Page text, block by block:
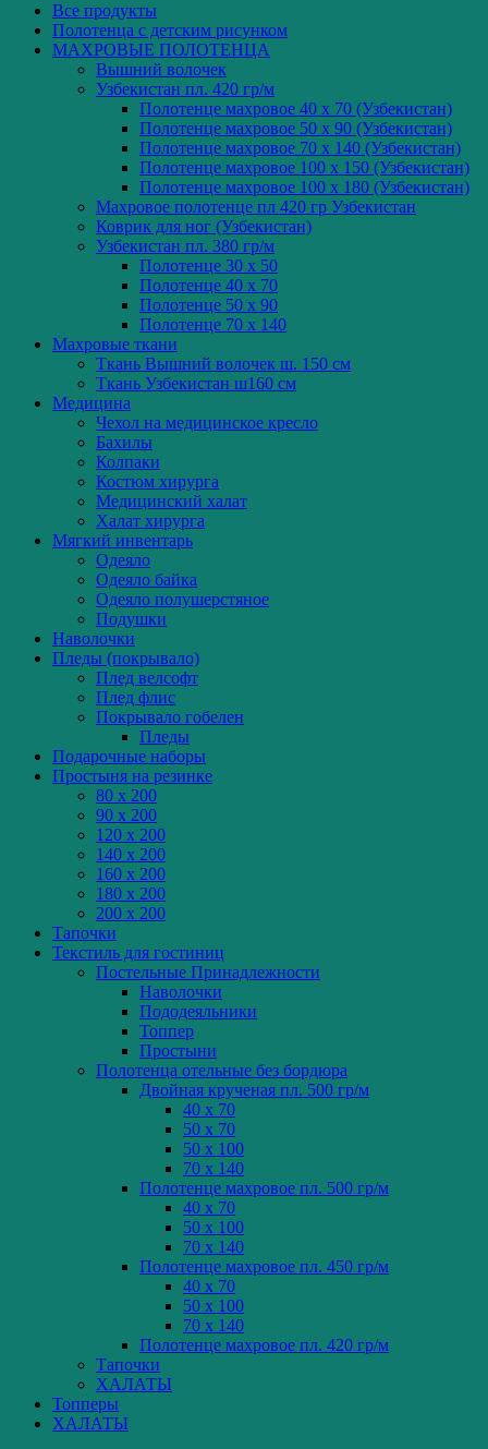
Все продукты
Полотенца с детским рисунком
МАХРОВЫЕ ПОЛОТЕНЦА
Вышний волочек
Узбекистан пл. 420 гр/м
Полотенце махровое 40 x 70 (Узбекистан)
Полотенце махровое 50 x 90 (Узбекистан)
Полотенце махровое 70 x 140 (Узбекистан)
Полотенце махровое 100 x 150 (Узбекистан)
Полотенце махровое 100 x 180 (Узбекистан)
Махровое полотенце пл 420 гр Узбекистан
Коврик для ног (Узбекистан)
Узбекистан пл. 380 гр/м
Полотенце 30 x 50
Полотенце 40 x 70
Полотенце 50 x 90
Полотенце 70 x 140
Махровые ткани
Ткань Вышний волочек ш. 150 см
Ткань Узбекистан ш160 см
Медицина
Чехол на медицинское кресло
Бахилы
Колпаки
Костюм хирурга
Медицинский халат
Халат хирурга
Мягкий инвентарь
Одеяло
Одеяло байка
Одеяло полушерстяное
Подушки
Наволочки
Пледы (покрывало)
Плед велсофт
Плед флис
Покрывало гобелен
Пледы
Подарочные наборы
Простыня на резинке
80 x 200
90 x 200
120 x 200
140 x 200
160 x 200
180 x 200
200 x 200
Тапочки
Текстиль для гостиниц
Постельные Принадлежности
Наволочки
Пододеяльники
Топпер
Простыни
Полотенца отельные без бордюра
Двойная крученая пл. 500 гр/м
40 x 70
50 x 70
50 x 100
70 x 140
Полотенце махровое пл. 500 гр/м
40 x 70
50 x 100
70 x 140
Полотенце махровое пл. 450 гр/м
40 x 70
50 x 100
70 x 140
Полотенце махровое пл. 420 гр/м
Тапочки
ХАЛАТЫ
Топперы
ХАЛАТЫ